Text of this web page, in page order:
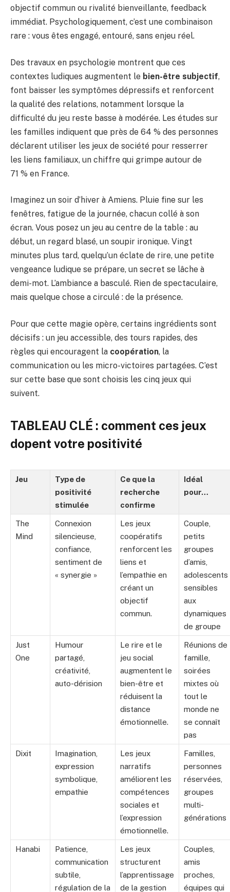
objectif commun ou rivalité bienveillante, feedback
immédiat. Psychologiquement, c’est une combinaison
rare : vous êtes engagé, entouré, sans enjeu réel.
Des travaux en psychologie montrent que ces
contextes ludiques augmentent le bien-être subjectif,
font baisser les symptômes dépressifs et renforcent
la qualité des relations, notamment lorsque la
difficulté du jeu reste basse à modérée. Les études sur
les familles indiquent que près de 64 % des personnes
déclarent utiliser les jeux de société pour resserrer
les liens familiaux, un chiffre qui grimpe autour de
71 % en France.
Imaginez un soir d’hiver à Amiens. Pluie fine sur les
fenêtres, fatigue de la journée, chacun collé à son
écran. Vous posez un jeu au centre de la table : au
début, un regard blasé, un soupir ironique. Vingt
minutes plus tard, quelqu’un éclate de rire, une petite
vengeance ludique se prépare, un secret se lâche à
demi-mot. L’ambiance a basculé. Rien de spectaculaire,
mais quelque chose a circulé : de la présence.
Pour que cette magie opère, certains ingrédients sont
décisifs : un jeu accessible, des tours rapides, des
règles qui encouragent la coopération, la
communication ou les micro-victoires partagées. C’est
sur cette base que sont choisis les cinq jeux qui
suivent.
TABLEAU CLÉ : comment ces jeux
dopent votre positivité
Jeu
Type de
positivité
stimulée
Ce que la
recherche
confirme
Idéal
pour…
The
Mind
Connexion
silencieuse,
confiance,
sentiment de
« synergie »
Les jeux
coopératifs
renforcent les
liens et
l’empathie en
créant un
objectif
commun.
Couple,
petits
groupes
d’amis,
adolescents
sensibles
aux
dynamiques
de groupe
Just
One
Humour
partagé,
créativité,
auto-dérision
Le rire et le
jeu social
augmentent le
bien-être et
réduisent la
distance
émotionnelle.
Réunions de
famille,
soirées
mixtes où
tout le
monde ne
se connaît
pas
Dixit
Imagination,
expression
symbolique,
empathie
Les jeux
narratifs
améliorent les
compétences
sociales et
l’expression
émotionnelle.
Familles,
personnes
réservées,
groupes
multi-
générations
Hanabi
Patience,
communication
subtile,
régulation de la
Les jeux
structurent
l’apprentissage
de la gestion
Couples,
amis
proches,
équipes qui